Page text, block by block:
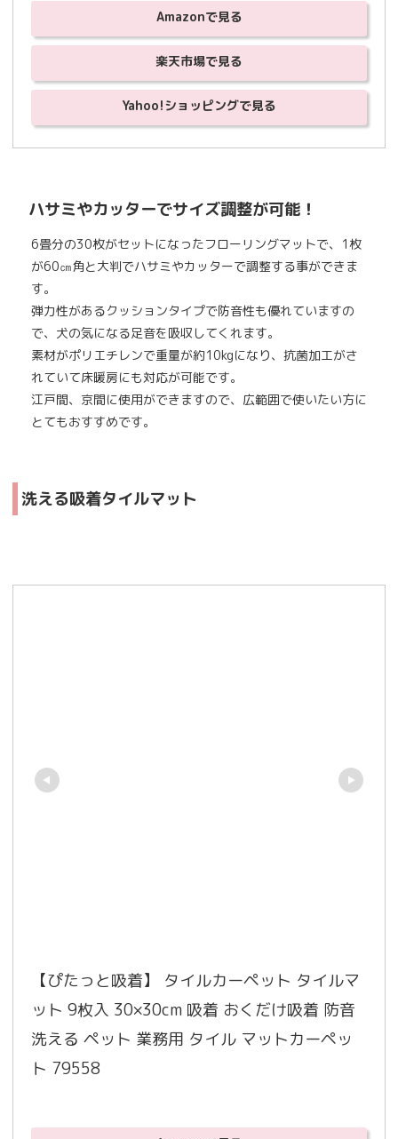
Amazonで見る
楽天市場で見る
Yahoo!ショッピングで見る
ハサミやカッターでサイズ調整が可能！
6畳分の30枚がセットになったフローリングマットで、1枚
が60㎝角と大判でハサミやカッターで調整する事ができま
す。
弾力性があるクッションタイプで防音性も優れていますの
で、犬の気になる足音を吸収してくれます。
素材がポリエチレンで重量が約10kgになり、抗菌加工がさ
れていて床暖房にも対応が可能です。
江戸間、京間に使用ができますので、広範囲で使いたい方に
とてもおすすめです。
洗える吸着タイルマット
【ぴたっと吸着】 タイルカーペット タイルマ
ット 9枚入 30×30cm 吸着 おくだけ吸着 防音
洗える ペット 業務用 タイル マットカーペッ
ト 79558